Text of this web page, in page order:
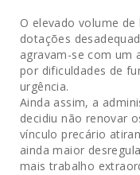
O elevado volume
dotações
agravam-se com um
por dificuldades de
urgência.
Ainda assim, a
decidiu não renovar
vínculo precário
ainda maior
mais trabalho